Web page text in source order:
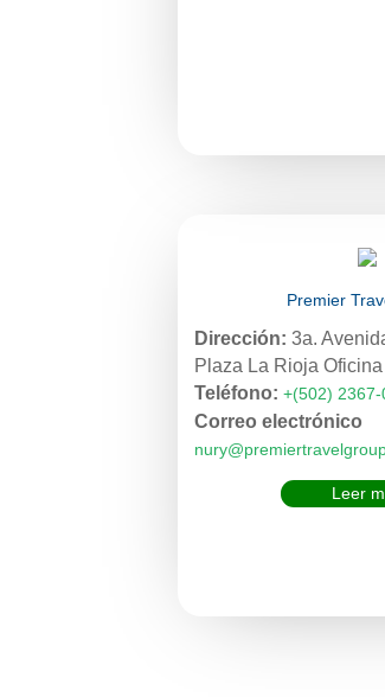
Premier
Dirección: 3a.
Plaza La Rioja
Teléfono: +(502) 2367-
Correo electrónico
Leer